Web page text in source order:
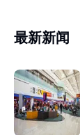
最新新闻